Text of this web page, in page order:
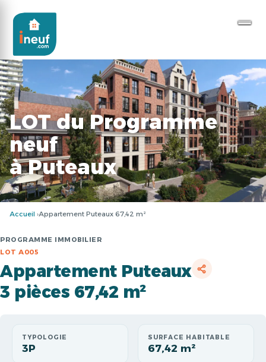
LOT du Programme
neuf
à Puteaux
Accueil Appartement Puteaux 67,42 m²
PROGRAMME IMMOBILIER
LOT A005
Appartement Puteaux
3 pièces 67,42 m²
TYPOLOGIE
3P
SURFACE HABITABLE
67,42 m²